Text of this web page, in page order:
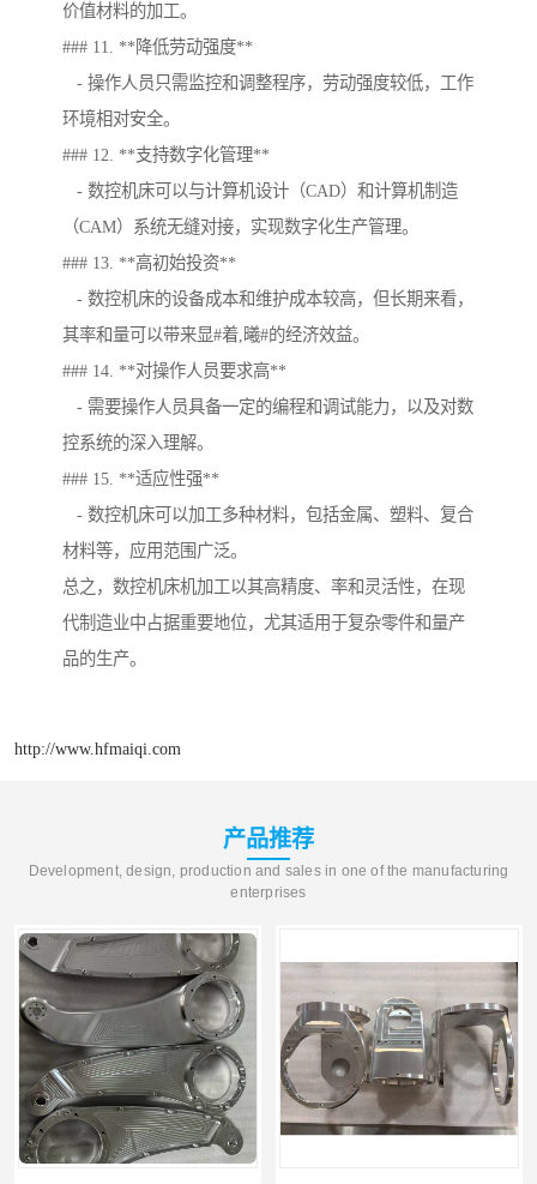
价值材料的加工。
### 11. **降低劳动强度**
- 操作人员只需监控和调整程序，劳动强度较低，工作
环境相对安全。
### 12. **支持数字化管理**
- 数控机床可以与计算机设计（CAD）和计算机制造
（CAM）系统无缝对接，实现数字化生产管理。
### 13. **高初始投资**
- 数控机床的设备成本和维护成本较高，但长期来看，
其率和量可以带来显#着,曦#的经济效益。
### 14. **对操作人员要求高**
- 需要操作人员具备一定的编程和调试能力，以及对数
控系统的深入理解。
### 15. **适应性强**
- 数控机床可以加工多种材料，包括金属、塑料、复合
材料等，应用范围广泛。
总之，数控机床机加工以其高精度、率和灵活性，在现
代制造业中占据重要地位，尤其适用于复杂零件和量产
品的生产。
http://www.hfmaiqi.com
产品推荐
Development, design, production and sales in one of the manufacturing
enterprises